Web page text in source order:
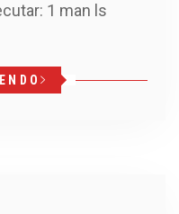
1 man ls